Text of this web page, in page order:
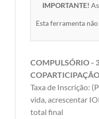
IMPORTANTE!
Esta ferramenta
COMPULSÓRIO -
Taxa de Inscrição:
vida, acrescentar
total final